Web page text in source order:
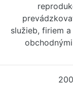
služieb, firiem